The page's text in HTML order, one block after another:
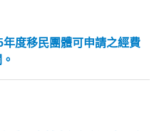
度移民團體可申請之經費